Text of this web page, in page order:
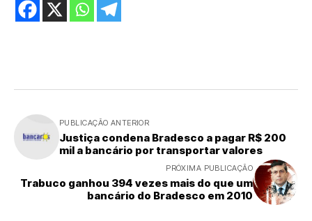
PUBLICAÇÃO ANTERIOR
Justiça condena Bradesco a pagar R$ 200
mil a bancário por transportar valores
PRÓXIMA PUBLICAÇÃO
Trabuco ganhou 394 vezes mais do que um
bancário do Bradesco em 2010